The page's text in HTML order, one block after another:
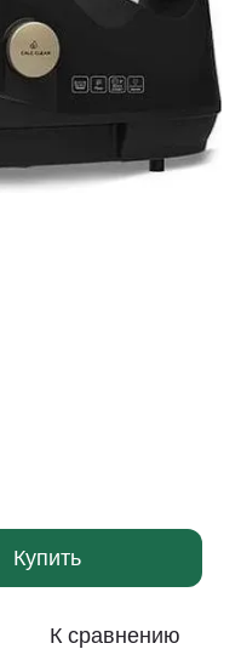
Купить
К сравнению